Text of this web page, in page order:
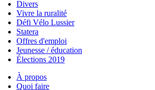
Divers
Vivre la ruralité
Défi Vélo Lussier
Statera
Offres d'emploi
Jeunesse / éducation
Élections 2019
À propos
Quoi faire